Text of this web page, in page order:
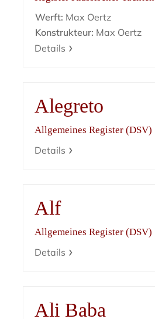
Werft: Max Oertz
Konstrukteur: Max Oertz
Details
Alegreto
Allgemeines Register (DSV)
Details
Alf
Allgemeines Register (DSV)
Details
Ali Baba